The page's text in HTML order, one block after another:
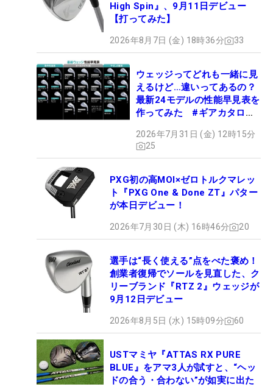
High Spin』、9月11日デビュー
【打ってみた】
2026年8月7日 (金) 18時36分 33
ウェッジってどれも一緒に見
えるけど…違いってあるの？
最新24モデルの性能早見表を
作ってみた #ギアカタログ
2026年7月31日 (金) 12時15分
25
PXG初の高MOI×ゼロトルクマレッ
ト『PXG One & Done ZT』パター
が本日デビュー！
2026年7月30日 (木) 16時46分 20
選手は“長く使える”点をべた褒め！
創業者復帰でソールを見直した、ク
リーブランド『RTZ 2』ウェッジが
9月12日デビュー
2026年8月5日 (水) 15時09分 60
USTマミヤ『ATTAS RX PURE
BLUE』をアマ3人が試すと、“ヘッ
ドの合う・合わない”が如実に出た